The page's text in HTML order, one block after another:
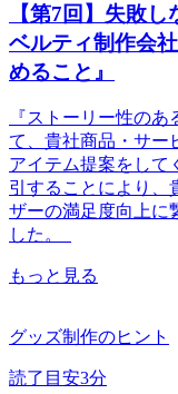
【第7回】失敗
ベルティ制作会
めること』
『ストーリー性の
て、貴社商品・サー
アイテム提案をして
引することにより、
ザーの満足度向上に
した。
もっと見る
グッズ制作のヒント
読了目安3分